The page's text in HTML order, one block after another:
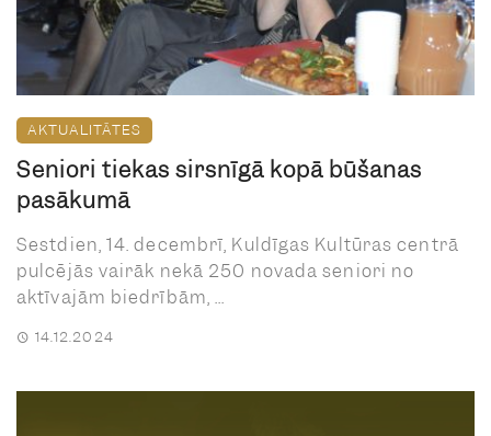
AKTUALITĀTES
Seniori tiekas sirsnīgā kopā būšanas
pasākumā
Sestdien, 14. decembrī, Kuldīgas Kultūras centrā
pulcējās vairāk nekā 250 novada seniori no
aktīvajām biedrībām, ...
14.12.2024